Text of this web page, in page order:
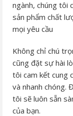
ngành, chúng tôi
sản phẩm chất
mọi yêu cầu
Không chỉ chú
cũng đặt sự hài
tôi cam kết cung
và nhanh chóng.
tôi sẽ luôn sẵn
của bạn.